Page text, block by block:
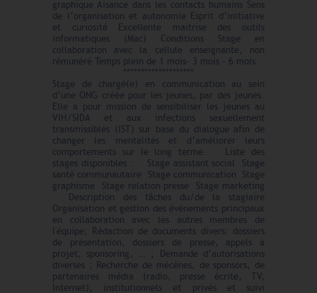
graphique Aisance dans les contacts humains Sens
de l’organisation et autonomie Esprit d’initiative
et curiosité Excellente maitrise des outils
informatiques (Mac) Conditions Stage en
collaboration avec la cellule enseignante, non
rémunéré Temps plein de 1 mois- 3 mois – 6 mois.
********************
Stage de chargé(e) en communication au sein
d’une ONG créée pour les jeunes, par des jeunes.
Elle a pour mission de sensibiliser les jeunes au
VIH/SIDA et aux infections sexuellement
transmissibles (IST) sur base du dialogue afin de
changer les mentalités et d’améliorer leurs
comportements sur le long terme. Liste des
stages disponibles : Stage assistant social Stage
santé communautaire Stage communication Stage
graphisme Stage relation presse Stage marketing
Description des tâches du/de la stagiaire
Organisation et gestion des événements principaux
en collaboration avec les autres membres de
l'équipe; Rédaction de documents divers: dossiers
de présentation, dossiers de presse, appels à
projet, sponsoring, … ; Demande d’autorisations
diverses ; Recherche de mécènes, de sponsors, de
partenaires média (radio, presse écrite, TV,
Internet), institutionnels et privés et suivi